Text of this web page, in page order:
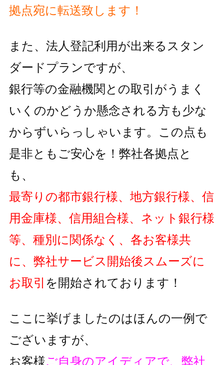
拠点宛に転送致します！
また、法人登記利用が出来るスタン
ダードプランですが、
銀行等の金融機関との取引がうまく
いくのかどうか懸念される方も少な
からずいらっしゃいます。この点も
是非ともご安心を！弊社各拠点と
も、
最寄りの都市銀行様、地方銀行様、信
用金庫様、信用組合様、ネット銀行様
等、種別に関係なく、各お客様共
に、弊社サービス開始後スムーズに
お取引 を開始されております！
ここに挙げましたのはほんの一例で
ございますが、
お客様ご自身のアイディアで、弊社